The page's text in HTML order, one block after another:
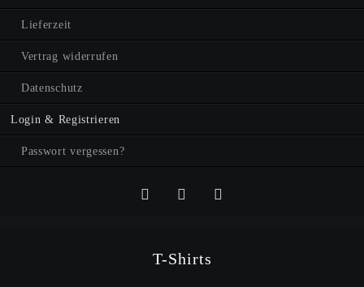
Lieferzeit
Vertrag widerrufen
Datenschutz
Login & Registrieren
Passwort vergessen?
FacebookYouTube
T-Shirts